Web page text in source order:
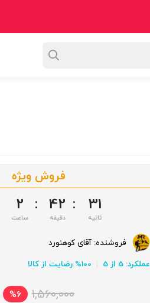
فروش ویژه
2 : 42 : 30
فروشنده: آقای کوهنورد
عملکرد: 5 از 5
100% رضایت از کالا
1,560,000
%6